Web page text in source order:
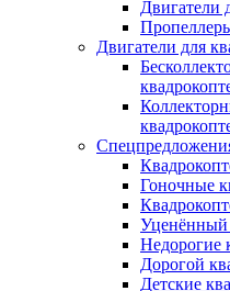
Двигатели
Двигатели для
Гоночные
Уценённый
Недорогие
Дорогой
Детские